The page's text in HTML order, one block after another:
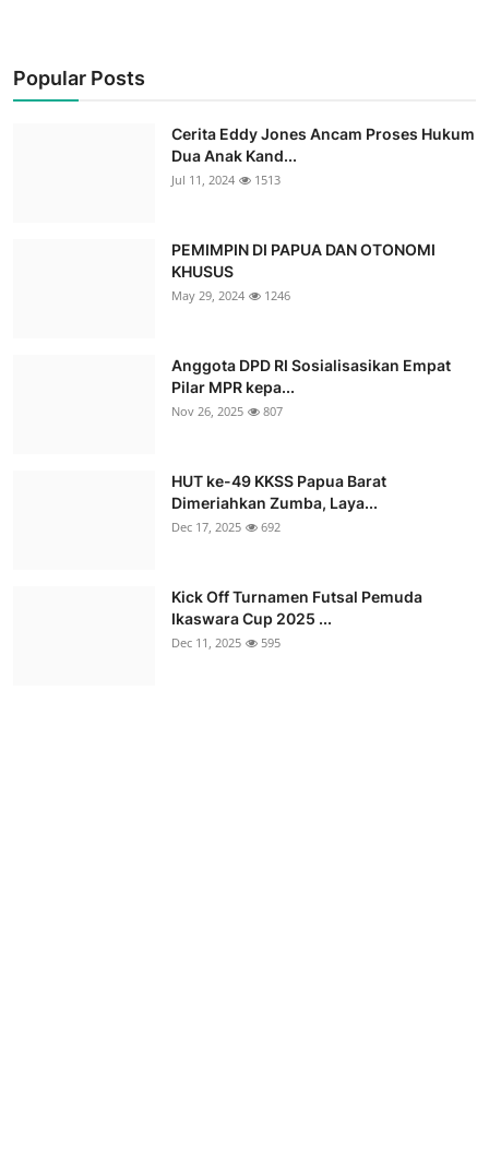
Popular Posts
Cerita Eddy Jones Ancam Proses Hukum
Dua Anak Kand...
Jul 11, 2024 1513
PEMIMPIN DI PAPUA DAN OTONOMI
KHUSUS
May 29, 2024 1246
Anggota DPD RI Sosialisasikan Empat
Pilar MPR kepa...
Nov 26, 2025 807
HUT ke-49 KKSS Papua Barat
Dimeriahkan Zumba, Laya...
Dec 17, 2025 692
Kick Off Turnamen Futsal Pemuda
Ikaswara Cup 2025 ...
Dec 11, 2025 595